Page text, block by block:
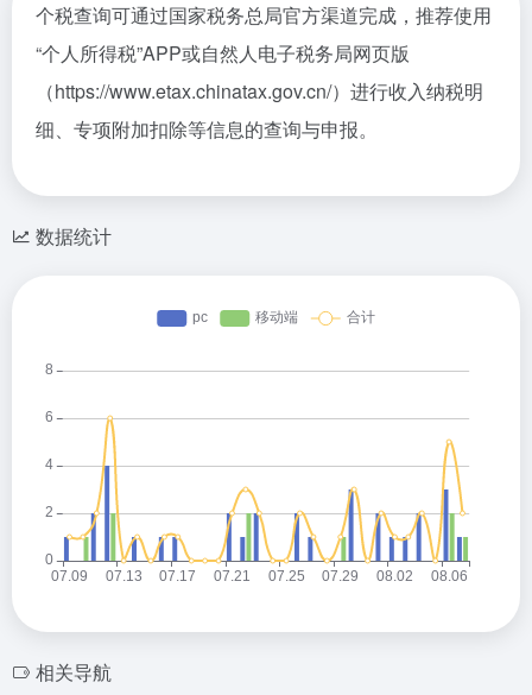
个税查询可通过国家税务总局官方渠道完成，推荐使用
“个人所得税”APP或自然人电子税务局网页版
（https://www.etax.chinatax.gov.cn/）进行收入纳税明
细、专项附加扣除等信息的查询与申报。
数据统计
相关导航